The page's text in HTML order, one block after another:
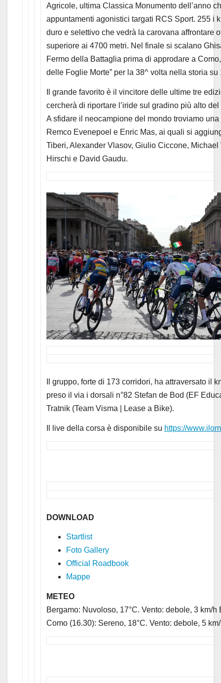
Agricole, ultima Classica Monumento dell’anno
appuntamenti agonistici targati RCS Sport. 255 i
duro e selettivo che vedrà la carovana affrontare
superiore ai 4700 metri. Nel finale si scalano
Fermo della Battaglia prima di approdare a
delle Foglie Morte” per la 38^ volta nella storia su
Il grande favorito è il vincitore delle ultime tre
cercherà di riportare l’iride sul gradino più alto
A sfidare il neocampione del mondo troviamo
Remco Evenepoel e Enric Mas, ai quali si
Tiberi, Alexander Vlasov, Giulio Ciccone,
Hirschi e David Gaudu.
Il gruppo, forte di 173 corridori, ha attraversato il
preso il via i dorsali n°82 Stefan de Bod (EF
Tratnik (Team Visma | Lease a Bike).
Il live della corsa è disponibile su https://
DOWNLOAD
Startlist
Foto Gallery
Official Roadbook
Mappe
METEO
Bergamo: Nuvoloso, 17°C. Vento: debole, 3 km/h
Como (16.30): Sereno, 18°C. Vento: debole, 5